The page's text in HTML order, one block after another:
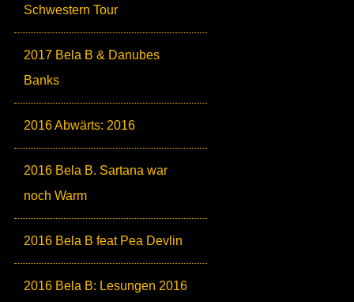
Schwestern Tour
2017 Bela B & Danubes
Banks
2016 Abwärts: 2016
2016 Bela B. Sartana war
noch Warm
2016 Bela B feat Pea Devlin
2016 Bela B: Lesungen 2016